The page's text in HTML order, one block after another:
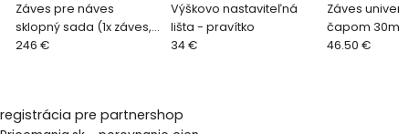
Záves pre náves
sklopný sada (1x záves,
1x konzola, 1x doska, 3x
246 €
Výškovo nastaviteľná
lišta - pravítko
34 €
Záves
čapom
46.50 €
registrácia pre partnershop